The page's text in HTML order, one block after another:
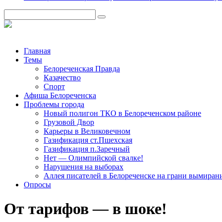
Главная
Темы
Белореченская Правда
Казачество
Спорт
Афиша Белореченска
Проблемы города
Новый полигон ТКО в Белореченском районе
Грузовой Двор
Карьеры в Великовечном
Газификация ст.Пшехская
Газификация п.Заречный
Нет — Олимпийской свалке!
Нарушения на выборах
Аллея писателей в Белореченске на грани
Опросы
От тарифов — в шоке!